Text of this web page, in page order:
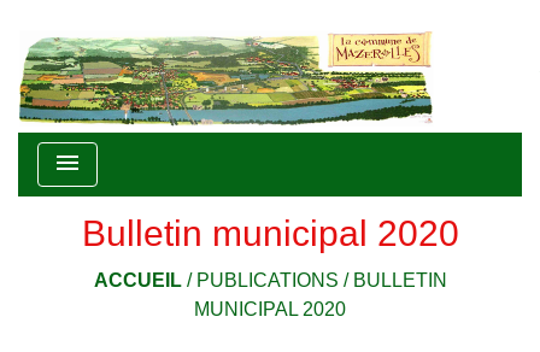
menu
Bulletin municipal 2020
ACCUEIL/ PUBLICATIONS / BULLETIN
MUNICIPAL 2020